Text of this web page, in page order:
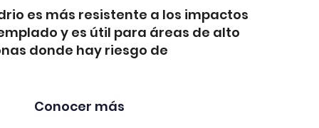
es más resistente a los impactos
y es útil para áreas de alto
donde hay riesgo de
Conocer más